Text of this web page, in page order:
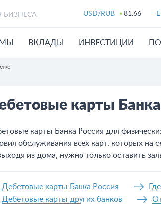
БИЗНЕСА USD/RUB 81.66
ВКЛАДЫ ИНВЕСТИЦИИ
карты Банка
карты Банка Россия для
обслуживания всех карт, которых на
из дома, нужно только оставить
Дебетовые карты Банка Россия
Дебетовые карты других банков